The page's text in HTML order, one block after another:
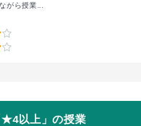
がら授業...
★4以上」の授業